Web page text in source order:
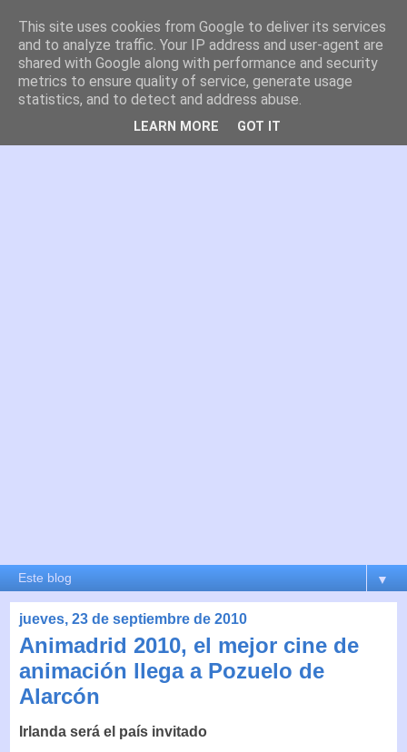
es por madrid
El blog de Madrid y su actualidad, proyectos, transporte,
movilidad, arquitectura, participación, medio ambiente,
educación, empleo, ...
▼
jueves, 23 de septiembre de 2010
Animadrid 2010, el mejor cine de
animación llega a Pozuelo de
Alarcón
Irlanda será el país invitado
This site uses cookies from Google to deliver its services
and to analyze traffic. Your IP address and user-agent are
shared with Google along with performance and security
metrics to ensure quality of service, generate usage
statistics, and to detect and address abuse.
LEARN MORE GOT IT